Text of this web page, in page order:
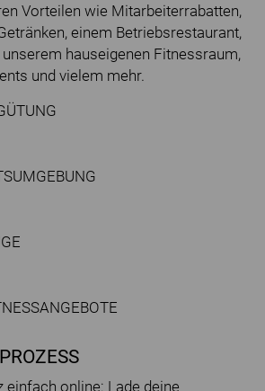
Vorteilen wie Mitarbeiterrabatten,
einem Betriebsrestaurant,
unserem hauseigenen Fitnessraum,
und vielem mehr.
einfach online: Lade deine